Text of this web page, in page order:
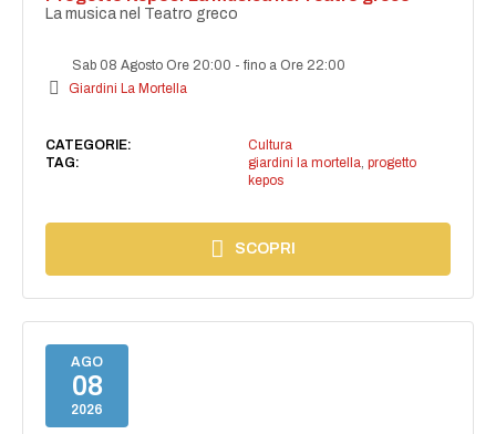
La musica nel Teatro greco
Sab 08 Agosto Ore 20:00 -fino a Ore 22:00
Giardini La Mortella
CATEGORIE:
Cultura
TAG:
giardini la mortella progetto
kepos
SCOPRI
AGO
08
2026